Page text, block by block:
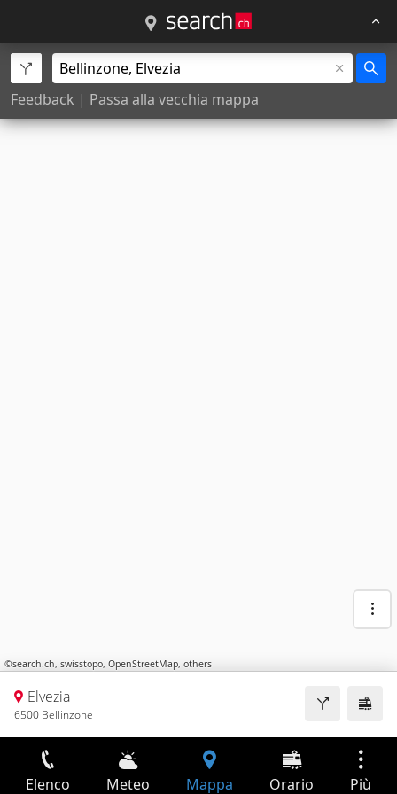
Feedback | Passa alla vecchia mappa
©search.ch, swisstopo, OpenStreetMap, others
Elvezia
6500 Bellinzone
Elenco Meteo Mappa Orario Più